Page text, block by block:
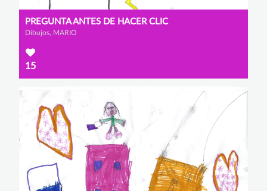
PREGUNTA ANTES DE HACER CLIC
Dibujos, MARIO
15